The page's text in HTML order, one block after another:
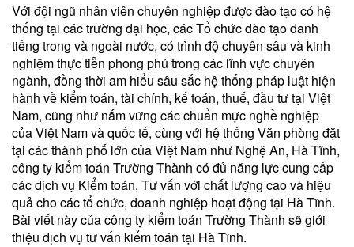
Với đội ngũ nhân viên chuyên nghiệp được đào tạo có hệ
thống tại các trường đại học, các Tổ chức đào tạo danh
tiếng trong và ngoài nước, có trình độ chuyên sâu và kinh
nghiệm thực tiễn phong phú trong các lĩnh vực chuyên
ngành, đồng thời am hiểu sâu sắc hệ thống pháp luật hiện
hành về kiểm toán, tài chính, kế toán, thuế, đầu tư tại Việt
Nam, cũng như nắm vững các chuẩn mực nghề nghiệp
của Việt Nam và quốc tế, cùng với hệ thống Văn phòng đặt
tại các thành phố lớn của Việt Nam như Nghệ An, Hà Tĩnh,
công ty kiểm toán Trường Thành có đủ năng lực cung cấp
các dịch vụ Kiểm toán, Tư vấn với chất lượng cao và hiệu
quả cho các tổ chức, doanh nghiệp hoạt động tại Hà Tĩnh.
Bài viết này của công ty kiểm toán Trường Thành sẽ giới
thiệu dịch vụ tư vấn kiểm toán tại Hà Tĩnh.